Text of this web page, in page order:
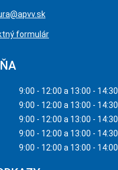
formulár
9:00 - 12:00 a 13:00 - 14:30
9:00 - 12:00 a 13:00 - 14:30
9:00 - 12:00 a 13:00 - 14:30
9:00 - 12:00 a 13:00 - 14:30
9:00 - 12:00 a 13:00 - 14:00